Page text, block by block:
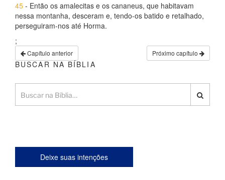
45 - Então os amalecitas e os cananeus, que habitavam
nessa montanha, desceram e, tendo-os batido e retalhado,
perseguiram-nos até Horma.
;
Capítulo anterior Próximo capítulo
BUSCAR NA BÍBLIA
Deixe suas intenções